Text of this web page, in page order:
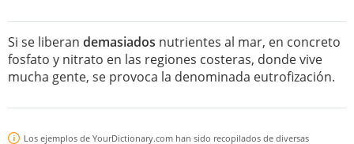
Si se liberan demasiados nutrientes al mar, en concreto
fosfato y nitrato en las regiones costeras, donde vive
mucha gente, se provoca la denominada eutrofización.
Los ejemplos de YourDictionary.com han sido recopilados de diversas